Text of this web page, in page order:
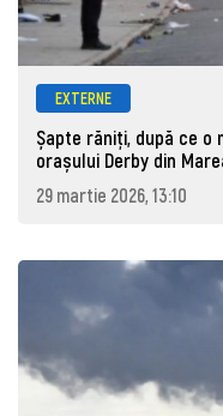
EXTERNE
Șapte răniți, după ce
orașului Derby din
29 martie 2026, 13:10